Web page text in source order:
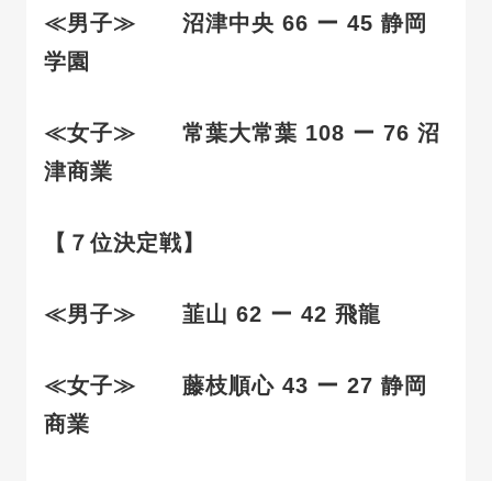
≪男子≫ 沼津中央 66 ー 45 静岡
学園
≪女子≫ 常葉大常葉 108 ー 76 沼
津商業
【７位決定戦】
≪男子≫ 韮山 62 ー 42 飛龍
≪女子≫ 藤枝順心 43 ー 27 静岡
商業